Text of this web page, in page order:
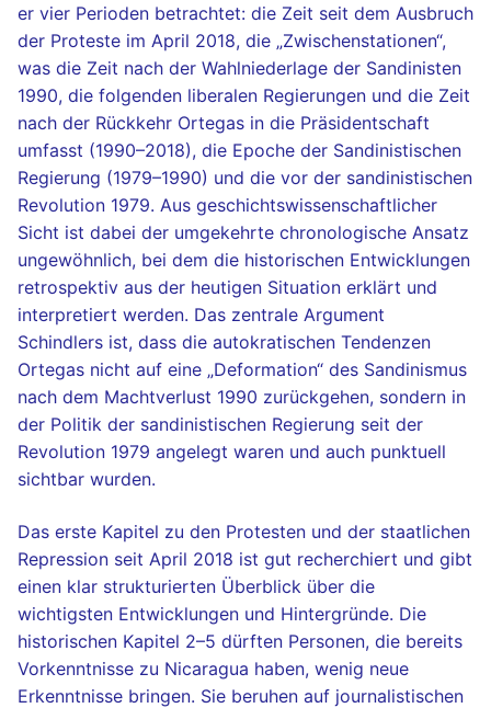
er vier Perioden betrachtet: die Zeit seit dem Ausbruch
der Proteste im April 2018, die „Zwischenstationen“,
was die Zeit nach der Wahlniederlage der Sandinisten
1990, die folgenden liberalen Regierungen und die Zeit
nach der Rückkehr Ortegas in die Präsidentschaft
umfasst (1990–2018), die Epoche der Sandinistischen
Regierung (1979–1990) und die vor der sandinistischen
Revolution 1979. Aus geschichtswissenschaftlicher
Sicht ist dabei der umgekehrte chronologische Ansatz
ungewöhnlich, bei dem die historischen Entwicklungen
retrospektiv aus der heutigen Situation erklärt und
interpretiert werden. Das zentrale Argument
Schindlers ist, dass die autokratischen Tendenzen
Ortegas nicht auf eine „Deformation“ des Sandinismus
nach dem Machtverlust 1990 zurückgehen, sondern in
der Politik der sandinistischen Regierung seit der
Revolution 1979 angelegt waren und auch punktuell
sichtbar wurden.
Das erste Kapitel zu den Protesten und der staatlichen
Repression seit April 2018 ist gut recherchiert und gibt
einen klar strukturierten Überblick über die
wichtigsten Entwicklungen und Hintergründe. Die
historischen Kapitel 2–5 dürften Personen, die bereits
Vorkenntnisse zu Nicaragua haben, wenig neue
Erkenntnisse bringen. Sie beruhen auf journalistischen